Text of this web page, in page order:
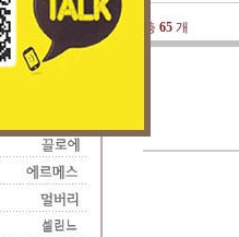
총 65개